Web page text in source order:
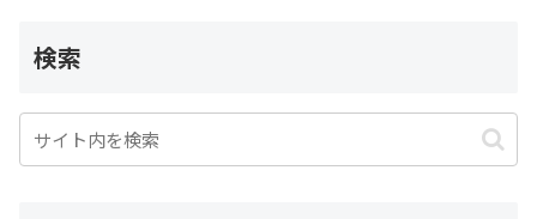
検索